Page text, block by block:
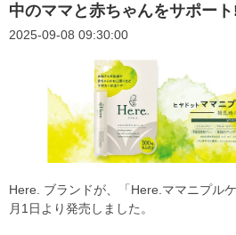
中のママと赤ちゃんをサポー
2025-09-08 09:30:00
Here. ブランドが、「Here.ママニプル
月1日より発売しました。